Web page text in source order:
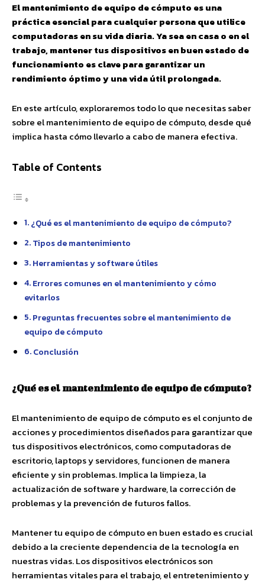
El mantenimiento de equipo de cómputo es una
práctica esencial para cualquier persona que utilice
computadoras en su vida diaria. Ya sea en casa o en el
trabajo, mantener tus dispositivos en buen estado de
funcionamiento es clave para garantizar un
rendimiento óptimo y una vida útil prolongada.
En este artículo, exploraremos todo lo que necesitas saber
sobre el mantenimiento de equipo de cómputo, desde qué
implica hasta cómo llevarlo a cabo de manera efectiva.
Table of Contents
¿Qué es el mantenimiento de equipo de cómputo?
Tipos de mantenimiento
Herramientas y software útiles
Errores comunes en el mantenimiento y cómo
evitarlos
Preguntas frecuentes sobre el mantenimiento de
equipo de cómputo
Conclusión
¿Qué es el mantenimiento de equipo de cómputo?
El mantenimiento de equipo de cómputo es el conjunto de
acciones y procedimientos diseñados para garantizar que
tus dispositivos electrónicos, como computadoras de
escritorio, laptops y servidores, funcionen de manera
eficiente y sin problemas. Implica la limpieza, la
actualización de software y hardware, la corrección de
problemas y la prevención de futuros fallos.
Mantener tu equipo de cómputo en buen estado es crucial
debido a la creciente dependencia de la tecnología en
nuestras vidas. Los dispositivos electrónicos son
herramientas vitales para el trabajo, el entretenimiento y